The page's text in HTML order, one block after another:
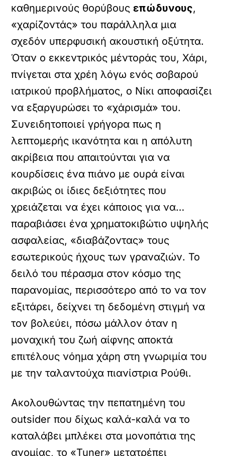
καθημερινούς θορύβουςεπώδυνους,
«χαρίζοντάς» του παράλληλα μια
σχεδόν υπερφυσική ακουστική οξύτητα.
Όταν ο εκκεντρικός μέντοράς του, Χάρι,
πνίγεται στα χρέη λόγω ενός σοβαρού
ιατρικού προβλήματος, ο Νίκι αποφασίζει
να εξαργυρώσει το «χάρισμά» του.
Συνειδητοποιεί γρήγορα πως η
λεπτομερής ικανότητα και η απόλυτη
ακρίβεια που απαιτούνται για να
κουρδίσεις ένα πιάνο με ουρά είναι
ακριβώς οι ίδιες δεξιότητες που
χρειάζεται να έχει κάποιος για να…
παραβιάσει ένα χρηματοκιβώτιο υψηλής
ασφαλείας, «διαβάζοντας» τους
εσωτερικούς ήχους των γραναζιών. Το
δειλό του πέρασμα στον κόσμο της
παρανομίας, περισσότερο από το να τον
εξιτάρει, δείχνει τη δεδομένη στιγμή να
τον βολεύει, πόσω μάλλον όταν η
μοναχική του ζωή αίφνης αποκτά
επιτέλους νόημα χάρη στη γνωριμία του
με την ταλαντούχα πιανίστρια Ρούθι.
Ακολουθώντας την πεπατημένη του
outsider που δίχως καλά-καλά να το
καταλάβει μπλέκει στα μονοπάτια της
ανομίας, το «Tuner» μετατρέπει